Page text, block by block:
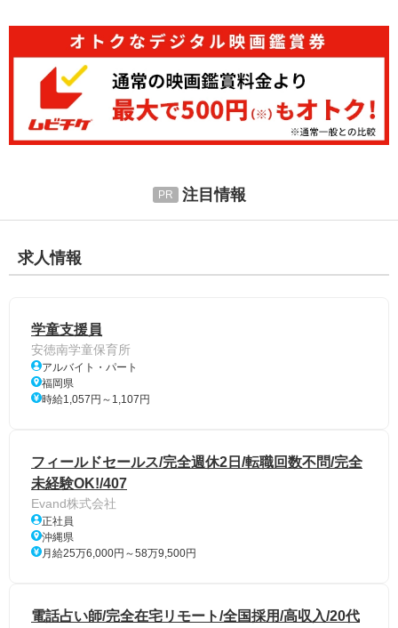
注目情報
求人情報
学童支援員
安徳南学童保育所
アルバイト・パート
福岡県
時給1,057円～1,107円
フィールドセールス/完全週休2日/転職回数不問/完全
未経験OK!/407
Evand株式会社
正社員
沖縄県
月給25万6,000円～58万9,500円
電話占い師/完全在宅リモート/全国採用/高収入/20代